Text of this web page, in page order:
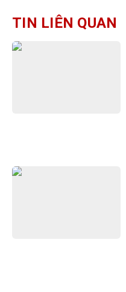
TIN LIÊN QUAN